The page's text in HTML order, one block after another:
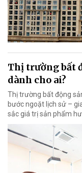
Thị trường bất
dành cho ai?
Thị trường bất động
bước ngoặt lịch sử –
sắc giá trị sản phẩm